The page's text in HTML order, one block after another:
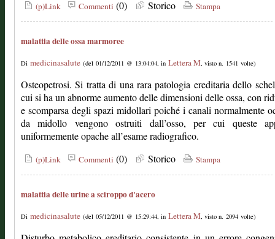
(p)Link Commenti (0) Storico Stampa
malattia delle ossa marmoree
Di medicinasalute (del 01/12/2011 @ 13:04:04, in Lettera M, visto n. 1541 volte)
Osteopetrosi. Si tratta di una rara patologia ereditaria dello
cui si ha un abnorme aumento delle dimensioni delle ossa, con
e scomparsa degli spazi midollari poiché i canali normalmente
da midollo vengono ostruiti dall’osso, per cui queste
uniformemente opache all’esame radiografico.
(p)Link Commenti (0) Storico Stampa
malattia delle urine a sciroppo d'acero
Di medicinasalute (del 05/12/2011 @ 15:29:44, in Lettera M, visto n. 2094 volte)